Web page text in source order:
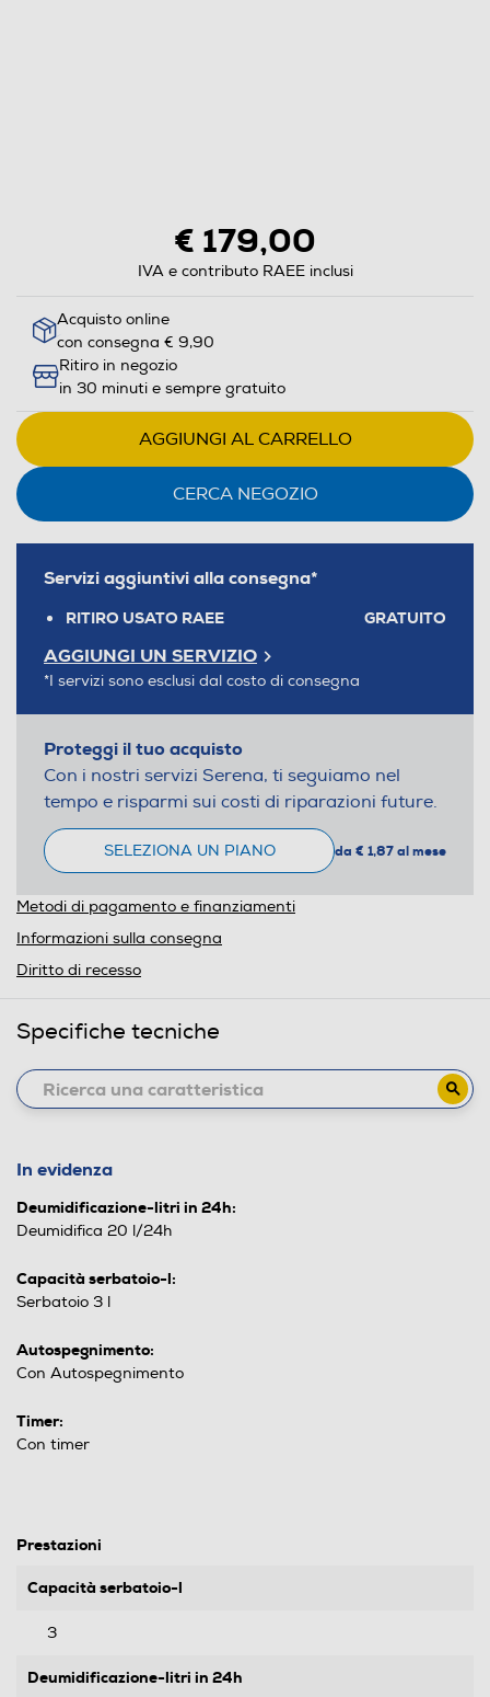
€ 179,00
IVA e contributo RAEE inclusi
Acquisto online
con consegna € 9,90
Ritiro in negozio
in 30 minuti e sempre gratuito
AGGIUNGI AL CARRELLO
CERCA NEGOZIO
Servizi aggiuntivi alla consegna*
RITIRO USATO RAEE GRATUITO
AGGIUNGI UN SERVIZIO
*I servizi sono esclusi dal costo di consegna
Proteggi il tuo acquisto
Con i nostri servizi Serena, ti seguiamo nel
tempo e risparmi sui costi di riparazioni future.
SELEZIONA UN PIANO da € 1,87 al mese
Metodi di pagamento e finanziamenti
Informazioni sulla consegna
Diritto di recesso
Specifiche tecniche
In evidenza
Deumidificazione-litri in 24h:
Deumidifica 20 l/24h
Capacità serbatoio-l:
Serbatoio 3 l
Autospegnimento:
Con Autospegnimento
Timer:
Con timer
Prestazioni
Capacità serbatoio-l
3
Deumidificazione-litri in 24h